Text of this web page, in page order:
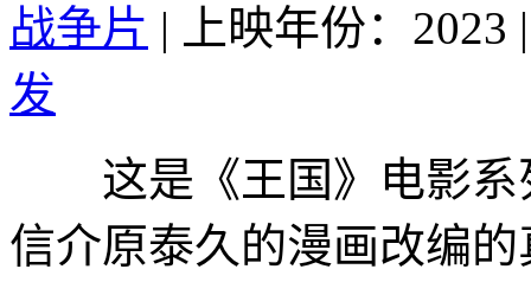
战争片 | 上映年份：2023 |
发
这是《王国》电影系
信介原泰久的漫画改编